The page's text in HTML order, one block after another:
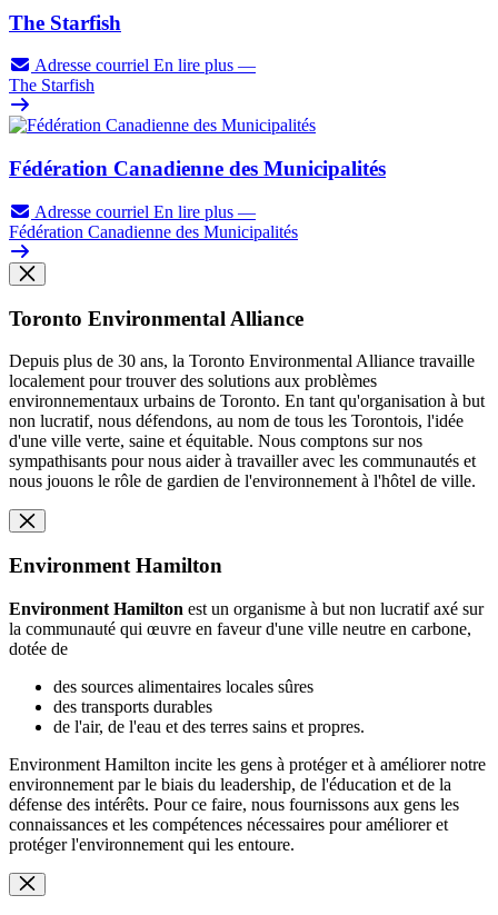
The Starfish
Adresse courriel En lire plus —
The Starfish
Fédération Canadienne des Municipalités
Adresse courriel En lire plus —
Fédération Canadienne des Municipalités
Toronto Environmental Alliance
Depuis plus de 30 ans, la Toronto Environmental Alliance travaille
localement pour trouver des solutions aux problèmes
environnementaux urbains de Toronto. En tant qu'organisation à but
non lucratif, nous défendons, au nom de tous les Torontois, l'idée
d'une ville verte, saine et équitable. Nous comptons sur nos
sympathisants pour nous aider à travailler avec les communautés et
nous jouons le rôle de gardien de l'environnement à l'hôtel de ville.
Environment Hamilton
Environment Hamilton est un organisme à but non lucratif axé sur
la communauté qui œuvre en faveur d'une ville neutre en carbone,
dotée de
des sources alimentaires locales sûres
des transports durables
de l'air, de l'eau et des terres sains et propres.
Environment Hamilton incite les gens à protéger et à améliorer notre
environnement par le biais du leadership, de l'éducation et de la
défense des intérêts. Pour ce faire, nous fournissons aux gens les
connaissances et les compétences nécessaires pour améliorer et
protéger l'environnement qui les entoure.